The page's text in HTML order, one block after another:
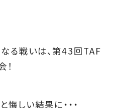
る戦いは、第43回TAF
しい結果に・・・